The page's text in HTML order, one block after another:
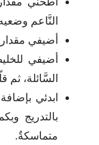
النَّاعم
أضيفي
أضيفي
السَّائلة، ثم
ابدئي
بالتدريج
متماسكةٌ.